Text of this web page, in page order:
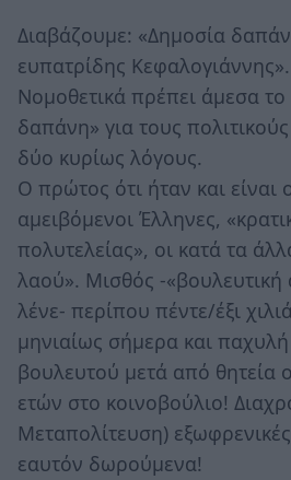
Διαβάζουμε: «Δημοσία
ευπατρίδης Κεφαλογιάννης».
Νομοθετικά πρέπει άμεσα
δαπάνη» για τους
δύο κυρίως λόγους.
Ο πρώτος ότι ήταν και είναι
αμειβόμενοι Έλληνες,
πολυτελείας», οι κατά τα
λαού». Μισθός -
λένε- περίπου πέντε/έξι
μηνιαίως σήμερα και
βουλευτού μετά από θητεία
ετών στο κοινοβούλιο!
Μεταπολίτευση)
εαυτόν δωρούμενα!